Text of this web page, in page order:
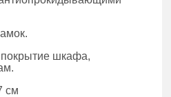
шкафа,
см